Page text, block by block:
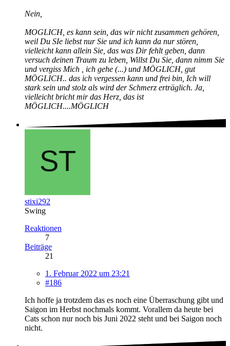
Nein,
MOGLICH, es kann sein, das wir nicht zusammen gehören,
weil Du SIe liebst nur Sie und ich kann da nur stören,
vielleicht kann allein Sie, das was Dir fehlt geben, dann
versuch deinen Traum zu leben, Willst Du Sie, dann nimm Sie
und vergiss Mich , ich gehe (...) und MÖGLICH, gut
MÖGLICH.. das ich vergessen kann und frei bin, Ich will
stark sein und stolz als wird der Schmerz erträglich. Ja,
vielleicht bricht mir das Herz, das ist
MÖGLICH....MÖGLICH
stixi292
Swing
Reaktionen
7
Beiträge
21
1. Februar 2022 um 23:21
#186
Ich hoffe ja trotzdem das es noch eine Überraschung gibt und
Saigon im Herbst nochmals kommt. Vorallem da heute bei
Cats schon nur noch bis Juni 2022 steht und bei Saigon noch
nicht.